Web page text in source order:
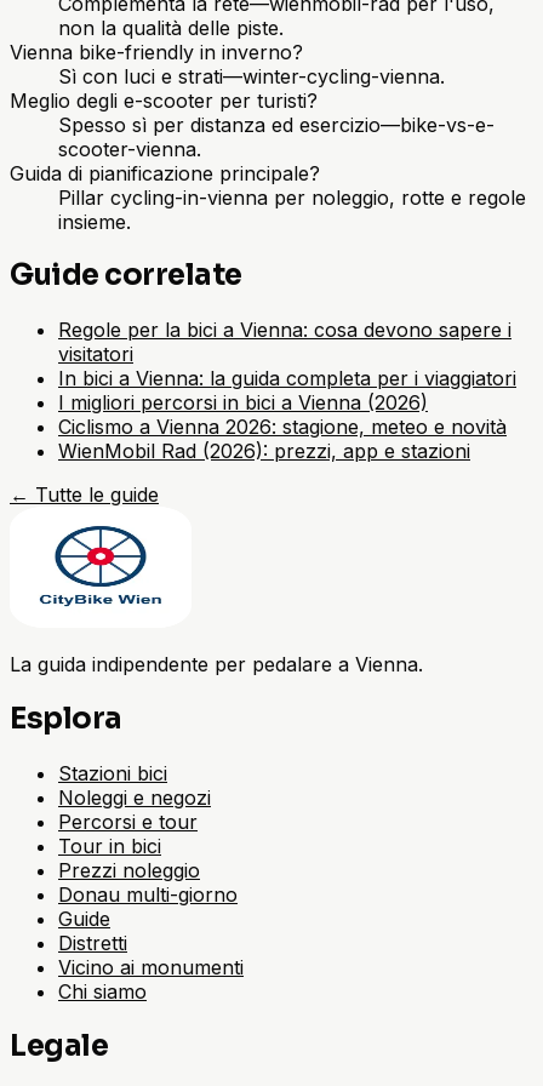
non la qualità delle piste.
Vienna bike-friendly in inverno?
Sì con luci e strati—winter-cycling-vienna.
Meglio degli e-scooter per turisti?
Spesso sì per distanza ed esercizio—bike-vs-e-
scooter-vienna.
Guida di pianificazione principale?
Pillar cycling-in-vienna per noleggio, rotte e regole
insieme.
Guide correlate
Regole per la bici a Vienna: cosa devono sapere i
visitatori
In bici a Vienna: la guida completa per i viaggiatori
I migliori percorsi in bici a Vienna (2026)
Ciclismo a Vienna 2026: stagione, meteo e novità
WienMobil Rad (2026): prezzi, app e stazioni
← Tutte le guide
La guida indipendente per pedalare a Vienna.
Esplora
Stazioni bici
Noleggi e negozi
Percorsi e tour
Tour in bici
Prezzi noleggio
Donau multi-giorno
Guide
Distretti
Vicino ai monumenti
Chi siamo
Legale